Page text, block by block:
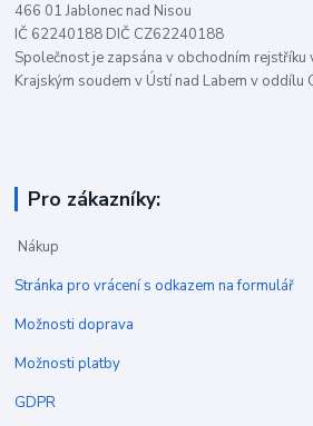
466 01 Jablonec nad Nisou
IČ 62240188 DIČ CZ62240188
Společnost je zapsána v obchodním rejstříku
Krajským soudem v Ústí nad Labem v oddílu
Pro zákazníky:
Nákup
Stránka pro vrácení s odkazem na formulář
Možnosti doprava
Možnosti platby
GDPR